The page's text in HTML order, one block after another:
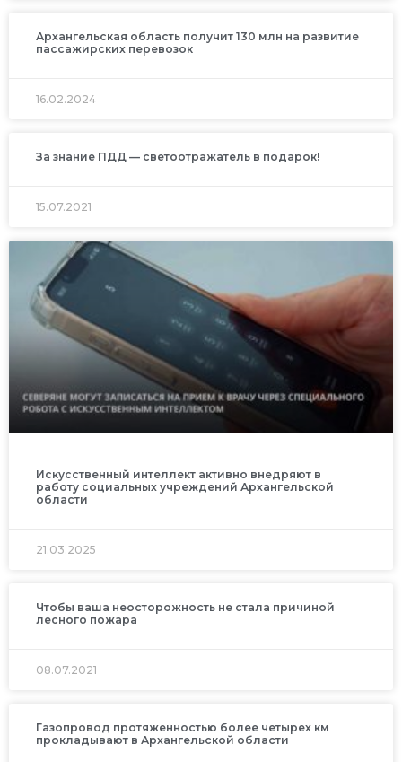
Архангельская область получит 130 млн на развитие
пассажирских перевозок
16.02.2024
За знание ПДД — светоотражатель в подарок!
15.07.2021
Искусственный интеллект активно внедряют в
работу социальных учреждений Архангельской
области
21.03.2025
Чтобы ваша неосторожность не стала причиной
лесного пожара
08.07.2021
Газопровод протяженностью более четырех км
прокладывают в Архангельской области